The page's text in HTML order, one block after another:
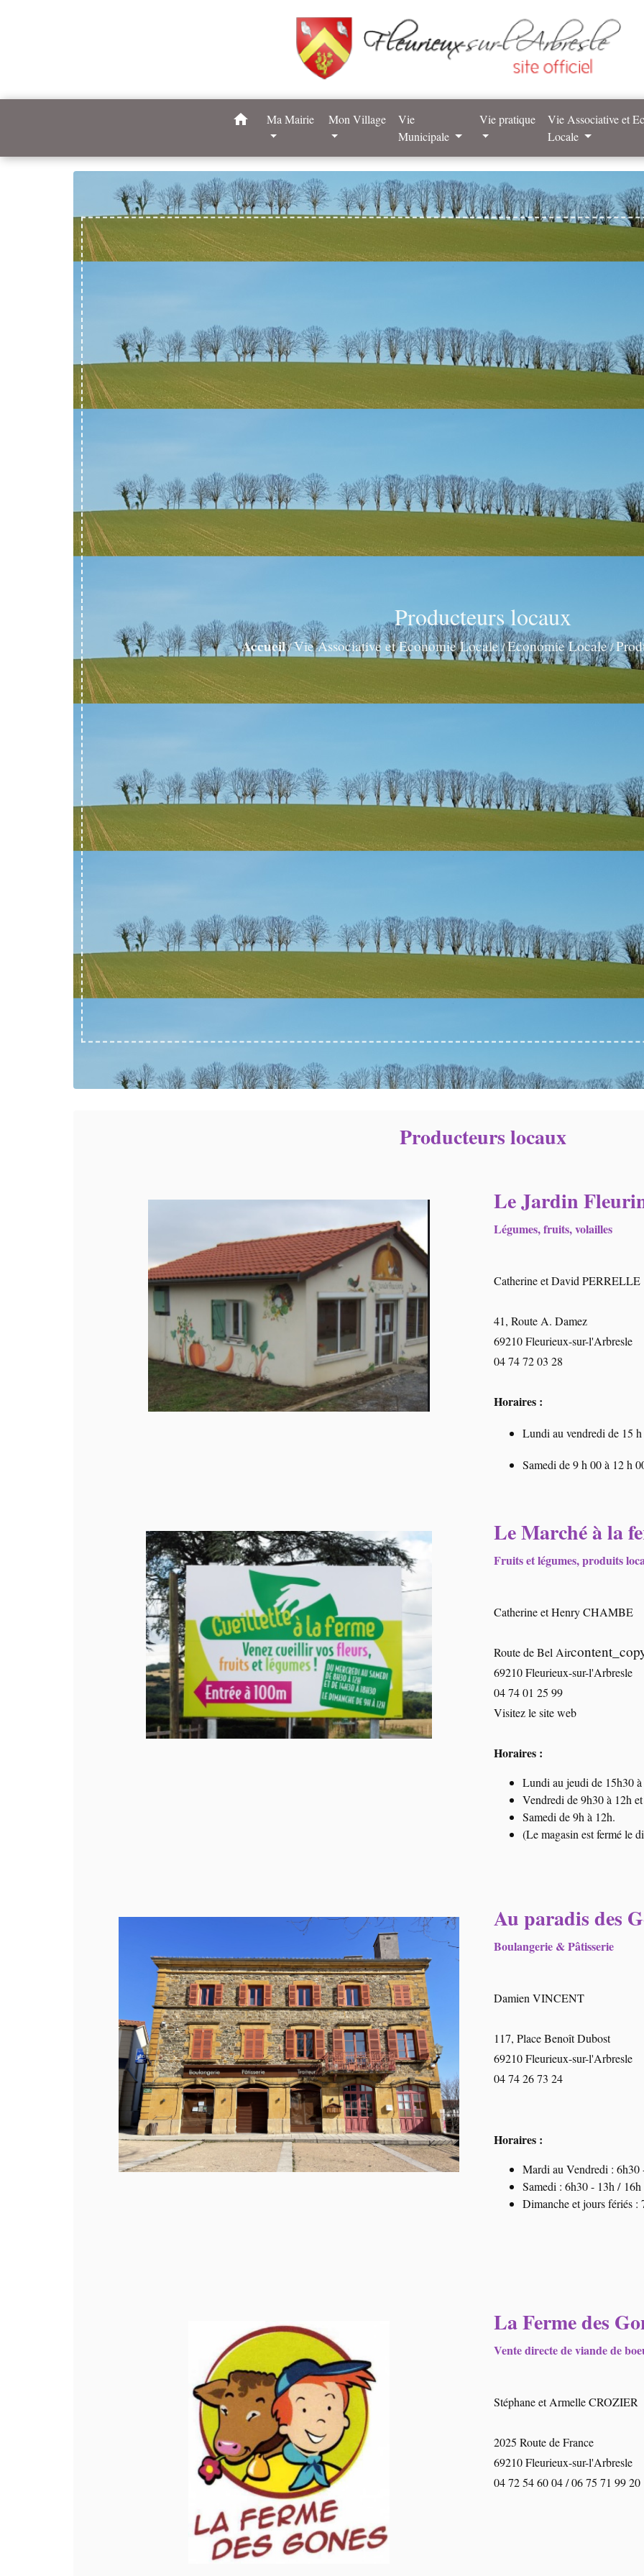
home Ma Mairie Mon Village
Vie
Municipale
Vie pratique
Vie Associative et
Locale
Producteurs locaux
Accueil/Vie Associative et Economie Locale/Economie Locale/
Producteurs locaux
Le Jardin
Légumes, fruits, volailles
Catherine et David PERRELLE
41, Route A. Damez
69210 Fleurieux-sur-l'Arbresle
04 74 72 03 28
Horaires :
Lundi au vendredi de 15
Samedi de 9 h 00 à 12 h
Le Marché à la
Fruits et légumes, produits
Catherine et Henry CHAMBE
Route de Bel Air
69210 Fleurieux-sur-l'Arbresle
04 74 01 25 99
Visitez le site web
Horaires :
Lundi au jeudi de 15h30
Vendredi de 9h30 à 12h
Samedi de 9h à 12h.
(Le magasin est fermé le
Au paradis des
Boulangerie & Pâtisserie
Damien VINCENT
117, Place Benoît Dubost
69210 Fleurieux-sur-l'Arbresle
04 74 26 73 24
Horaires :
Mardi au Vendredi : 6h30
Samedi : 6h30 - 13h /
Dimanche et jours fériés :
La Ferme des
Vente directe de viande de
Stéphane et Armelle CROZIER
2025 Route de France
69210 Fleurieux-sur-l'Arbresle
04 72 54 60 04 / 06 75 71 99 20